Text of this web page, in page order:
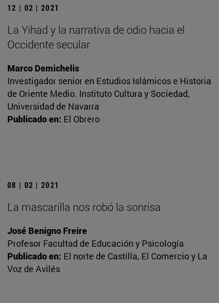
12 | 02 | 2021
La Yihad y la narrativa de odio hacia el
Occidente secular
Marco Demichelis
Investigador senior en Estudios Islámicos e Historia
de Oriente Medio. Instituto Cultura y Sociedad,
Universidad de Navarra
Publicado en: El Obrero
08 | 02 | 2021
La mascarilla nos robó la sonrisa
José Benigno Freire
Profesor Facultad de Educación y Psicología
Publicado en: El norte de Castilla, El Comercio y La
Voz de Avilés